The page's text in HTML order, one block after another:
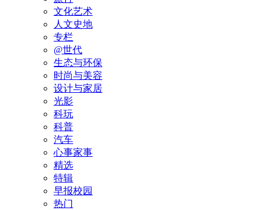
文化艺术
人文史地
专栏
@世代
生态与环保
时尚与美容
设计与家居
光影
科玩
科普
汽车
心事家事
精选
特辑
早报校园
热门